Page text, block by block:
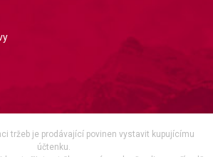
tržeb je prodávající povinen vystavit kupujícímu
účtenku.